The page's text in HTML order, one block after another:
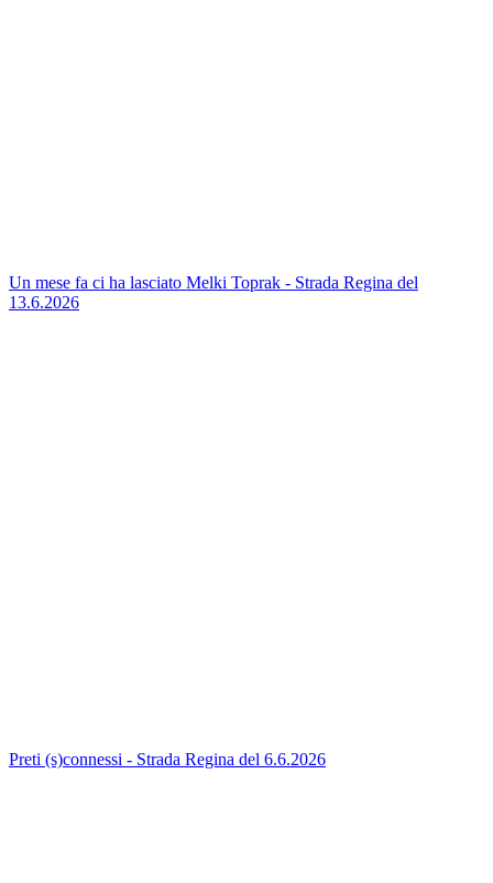
Un mese fa ci ha lasciato Melki Toprak - Strada Regina del
13.6.2026
Preti (s)connessi - Strada Regina del 6.6.2026